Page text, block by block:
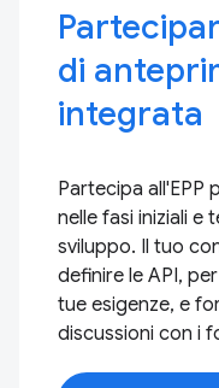
di
integrata
Partecipa all'EPP
nelle fasi iniziali e
sviluppo. Il tuo
definire le API,
tue esigenze, e
discussioni con i